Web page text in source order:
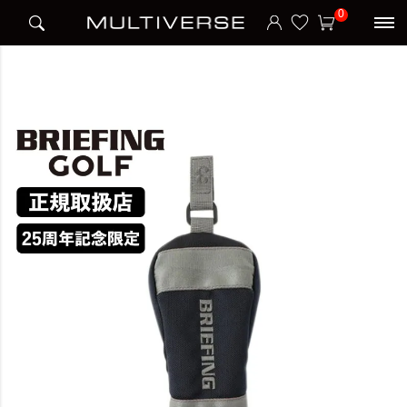
0
UTILITY COVER ヘッドカバー ユーティリティ PRO AIR MULTI COLOR 生誕 25周年